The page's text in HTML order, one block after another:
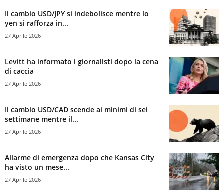
Il cambio USD/JPY si indebolisce mentre lo
yen si rafforza in...
27 Aprile 2026
Levitt ha informato i giornalisti dopo la cena
di caccia
27 Aprile 2026
Il cambio USD/CAD scende ai minimi di sei
settimane mentre il...
27 Aprile 2026
Allarme di emergenza dopo che Kansas City
ha visto un mese...
27 Aprile 2026